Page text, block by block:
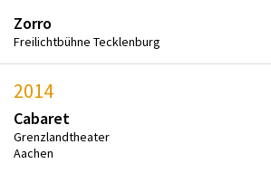
Zorro
Freilichtbühne Tecklenburg
2014
Cabaret
Grenzlandtheater
Aachen